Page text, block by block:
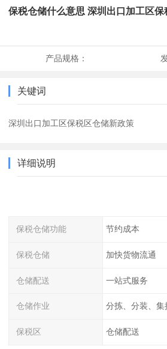
保税仓储什么意思 深圳出口加工区
产品规格：
关键词
深圳出口加工区保税区仓储新政策
详细说明
保税仓储功能 节约成本
保税仓储 加快货物流通
仓储配送 一站式服务
仓储作业 分拣、分装、集
保税区 仓储配送